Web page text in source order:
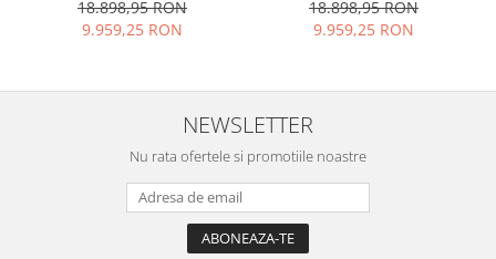
4.8m Premium
Configurabilă Deschidere
Personalizabil - Hulgo
Mobili
18.898,95 RON
9.959,25 RON
Premium Configurabilă
Deschidere Prin Apăsare
18.898,95 RON
9.959,25 RON
NEWSLETTER
Nu rata ofertele si promotiile noastre